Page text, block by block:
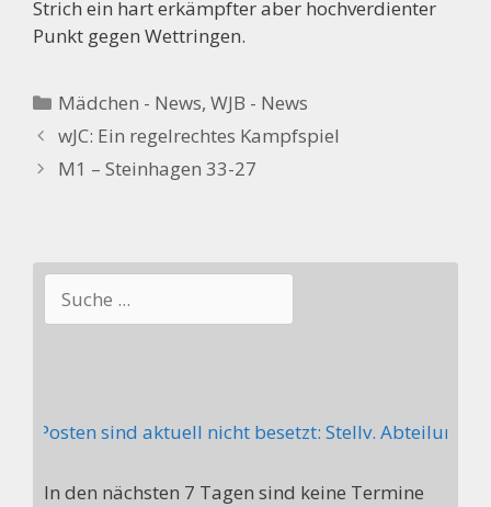
Strich ein hart erkämpfter aber hochverdienter
Punkt gegen Wettringen.
Kategorien
Mädchen - News,WJB - News
wJC: Ein regelrechtes Kampfspiel
M1 – Steinhagen 33-27
sind aktuell nicht besetzt: Stellv.
In den nächsten 7 Tagen sind keine Termine